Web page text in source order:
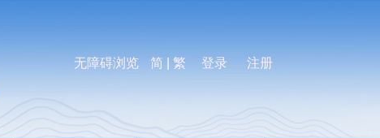
无障碍浏览 简 繁 登录 注册